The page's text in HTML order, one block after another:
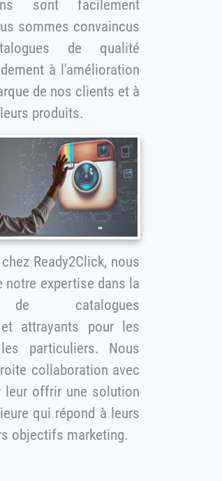
sommes convaincus
à l'amélioration
de nos clients et à
la promotion de leurs produits.
nous
notre expertise dans la
attrayants pour les
collaboration avec
à leurs
objectifs marketing.